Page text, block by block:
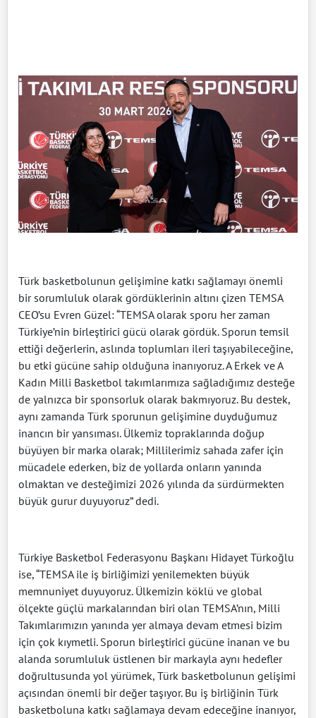
Türk basketbolunun gelişimine katkı sağlamayı önemli
bir sorumluluk olarak gördüklerinin altını çizen TEMSA
CEO’su Evren Güzel: “TEMSA olarak sporu her zaman
Türkiye’nin birleştirici gücü olarak gördük. Sporun temsil
ettiği değerlerin, aslında toplumları ileri taşıyabileceğine,
bu etki gücüne sahip olduğuna inanıyoruz. A Erkek ve A
Kadın Milli Basketbol takımlarımıza sağladığımız desteğe
de yalnızca bir sponsorluk olarak bakmıyoruz. Bu destek,
aynı zamanda Türk sporunun gelişimine duyduğumuz
inancın bir yansıması. Ülkemiz topraklarında doğup
büyüyen bir marka olarak; Millilerimiz sahada zafer için
mücadele ederken, biz de yollarda onların yanında
olmaktan ve desteğimizi 2026 yılında da sürdürmekten
büyük gurur duyuyoruz” dedi.
Türkiye Basketbol Federasyonu Başkanı Hidayet Türkoğlu
ise, “TEMSA ile iş birliğimizi yenilemekten büyük
memnuniyet duyuyoruz. Ülkemizin köklü ve global
ölçekte güçlü markalarından biri olan TEMSA’nın, Milli
Takımlarımızın yanında yer almaya devam etmesi bizim
için çok kıymetli. Sporun birleştirici gücüne inanan ve bu
alanda sorumluluk üstlenen bir markayla aynı hedefler
doğrultusunda yol yürümek, Türk basketbolunun gelişimi
açısından önemli bir değer taşıyor. Bu iş birliğinin Türk
basketboluna katkı sağlamaya devam edeceğine inanıyor,